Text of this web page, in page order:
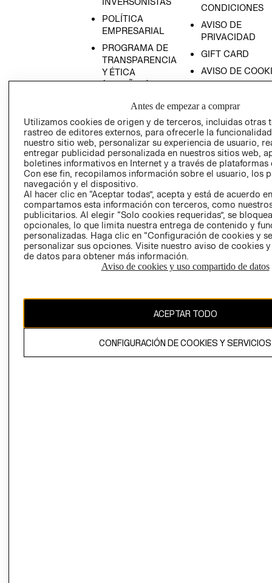
POLÍTICA
EMPRESARIAL
PROGRAMA DE
TRANSPARENCIA
Y ÉTICA
(ESPAÑOL)
PROGRAMA DE
Y ÉTICA (INGLÉS)
CONDICIONES
AVISO DE
PRIVACIDAD
GIFT CARD
AVISO DE
COMERCIO - SIC
PETICIONES
QUEJAS Y
RECLAMOS
Colombia ($)
CAMBIAR REGIÓN
El contenido de esta página web está protegido por copyright y es
Antes de empezar a comprar
Utilizamos cookies de origen y de terceros, incluidas otras
rastreo de editores externos, para ofrecerle la
nuestro sitio web, personalizar su experiencia de usuario,
entregar publicidad personalizada en nuestros sitios web,
boletines informativos en Internet y a través de plataformas
Con ese fin, recopilamos información sobre el usuario, los
navegación y el dispositivo.
Al hacer clic en “Aceptar todas”, acepta y está de acuerdo
compartamos esta información con terceros, como
publicitarios. Al elegir “Solo cookies requeridas”, se
opcionales, lo que limita nuestra entrega de contenido y
personalizadas. Haga clic en “Configuración de cookies y
personalizar sus opciones. Visite nuestro aviso de cookies
de datos para obtener más información.
Aviso de cookies y uso compartido de datos
ACEPTAR TODO
CONFIGURACIÓN DE COOKIES Y SERVICIOS